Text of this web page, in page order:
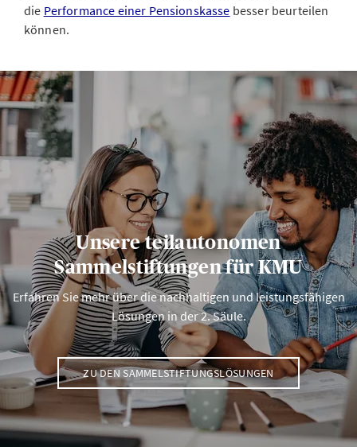
die Performance einer Pensionskasse besser beurteilen
können.
Unsere teilautonomen
Sammelstiftungen für KMU
Erfahren Sie mehr über die nachhaltigen und leistungsfähigen
Lösungen in der 2. Säule.
ZU DEN SAMMELSTIFTUNGSLÖSUNGEN